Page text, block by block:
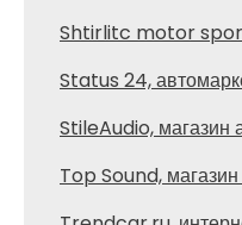
Shtirlitc motor
Status 24,
StileAudio, магазин
Top Sound, магазин